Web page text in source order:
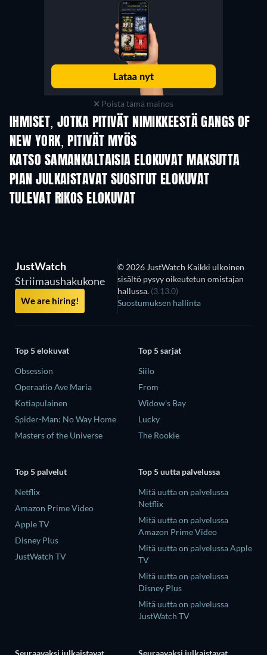
Poista tämä mainos
IHMISET, JOTKA PITIVÄT NIMIKKEESTÄ GANGS OF
NEW YORK, PITIVÄT MYÖS
KATSO SAMANKALTAISIA ELOKUVAT MAKSUTTA
PIAN JULKAISTAVAT SUOSITUT ELOKUVAT
TULEVAT RIKOS ELOKUVAT
JustWatch
Striimaushakukone
We are hiring!
© 2026 JustWatch Kaikki ulkoinen
sisältö pysyy oikeutetun omistajan
hallussa. (3.13.0)
Suostumuksen hallinta
Top 5 elokuvat
Obsession
Operaatio Ave Maria
Kotiapulainen
Spider-Man: No Way Home
Masters of the Universe
Top 5 sarjat
Siilo
From
Widow's Bay
Lucky
The Rookie
Top 5 palvelut
Netflix
Amazon Prime Video
Apple TV
Disney Plus
JustWatch TV
Top 5 uutta palvelussa
Mitä uutta on palvelussa
Netflix
Mitä uutta on palvelussa
Amazon Prime Video
Mitä uutta on palvelussa Apple
TV
Mitä uutta on palvelussa
Disney Plus
Mitä uutta on palvelussa
JustWatch TV
Seuraavaksi julkaistavat Seuraavaksi julkaistavat